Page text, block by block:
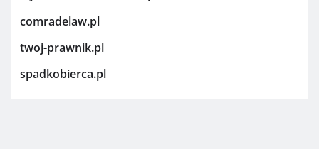
comradelaw.pl
twoj-prawnik.pl
spadkobierca.pl